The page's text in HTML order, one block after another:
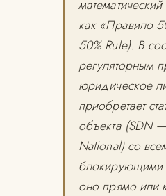
как «Правило
50% Rule). В
регуляторным
юридическое
приобретает
объекта (SDN
National) со
блокирующими
оно прямо или